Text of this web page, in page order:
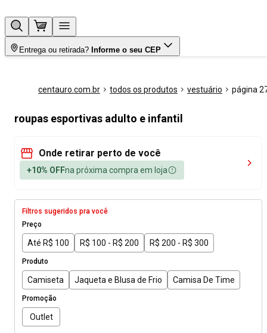
Entrega ou retirada? Informe o seu CEP
centauro.com.br todos os produtos vestuário página
roupas esportivas adulto e infantil
Onde retirar perto de você
+10% OFFna próxima compra em loja
Filtros sugeridos pra você
Preço
Até R$ 100 R$ 100 - R$ 200 R$ 200 - R$ 300
Produto
Camiseta Jaqueta e Blusa de Frio Camisa De Time
Promoção
Outlet